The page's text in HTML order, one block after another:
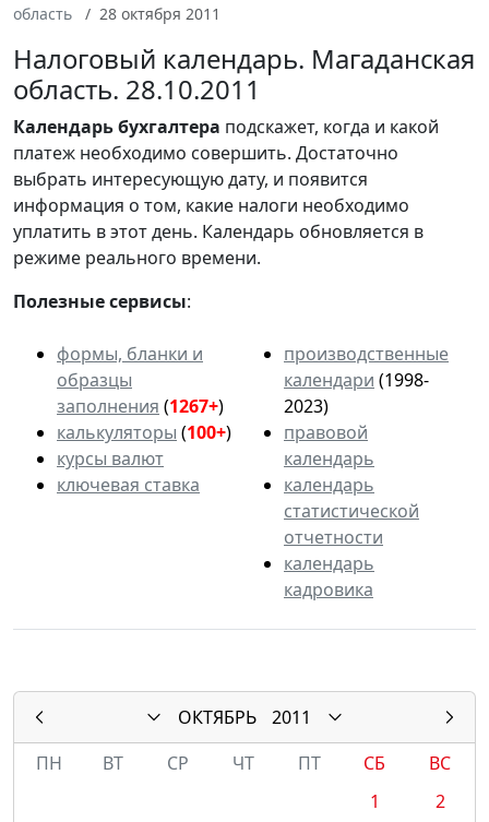
область
28 октября 2011
Налоговый календарь. Магаданская
область. 28.10.2011
Календарьбухгалтера подскажет, когда и какой
платеж необходимо совершить. Достаточно
выбрать интересующую дату, и появится
информация о том, какие налоги необходимо
уплатить в этот день. Календарь обновляется в
режиме реального времени.
Полезные сервисы:
формы, бланки и
образцы
заполнения (1267+)
калькуляторы (100+)
курсы валют
ключевая ставка
производственные
календари (1998-
2023)
правовой
календарь
календарь
статистической
отчетности
календарь
кадровика
ОКТЯБРЬ
2011
ПН
ВТ СР ЧТ ПТ СБ
ВС
1
2